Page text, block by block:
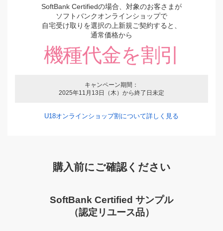
SoftBank Certifiedの場合、 対象のお客さまが
ソフトバンクオンラインショップで
自宅受け取りを選択の上新規ご契約すると、
通常価格から
機種代金を割引
キャンペーン期間：
2025年11月13日（木）から終了日未定
U18オンラインショップ割について詳しく見る
購入前にご確認ください
SoftBank Certified サンプル
（認定リユース品）